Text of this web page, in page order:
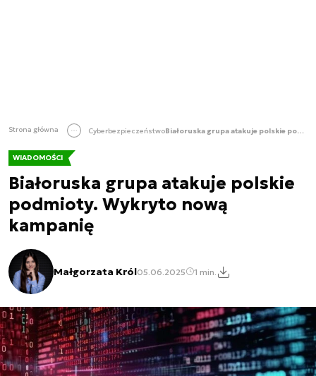
Strona główna Cyberbezpieczeństwo Białoruska grupa atakuje polskie podmioty. Wykryto nową kampanię
WIADOMOŚCI
Białoruska grupa atakuje polskie
podmioty. Wykryto nową
kampanię
Małgorzata Król05.06.2025 1 min.